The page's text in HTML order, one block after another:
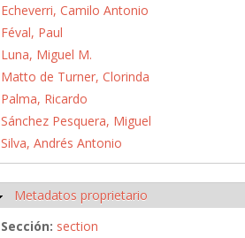
Echeverri, Camilo Antonio
Féval, Paul
Luna, Miguel M.
Matto de Turner, Clorinda
Palma, Ricardo
Sánchez Pesquera, Miguel
Silva, Andrés Antonio
Ocultar
Metadatos proprietario
Sección: section